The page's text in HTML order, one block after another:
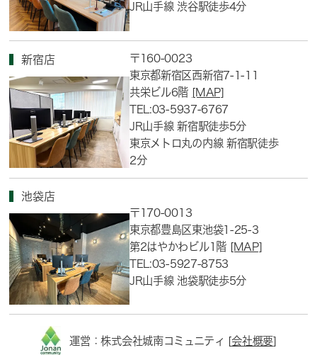
JR山手線 渋谷駅徒歩4分
新宿店
〒160-0023
東京都新宿区西新宿7-1-11
共栄ビル6階 [MAP]
TEL:03-5937-6767
JR山手線 新宿駅徒歩5分
東京メトロ丸の内線 新宿駅徒歩
2分
池袋店
〒170-0013
東京都豊島区東池袋1-25-3
第2はやかわビル1階 [MAP]
TEL:03-5927-8753
JR山手線 池袋駅徒歩5分
運営：株式会社城南コミュニティ [会社概要]